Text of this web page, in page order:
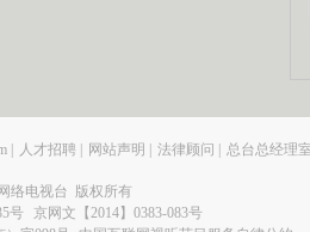
| 人才招聘 | 网站声明 | 法律顾问 | 总台总经理室
络电视台 版权所有
号
京网文【2014】0383-083号